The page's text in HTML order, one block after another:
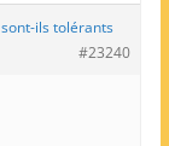
ils tolérants
#23240